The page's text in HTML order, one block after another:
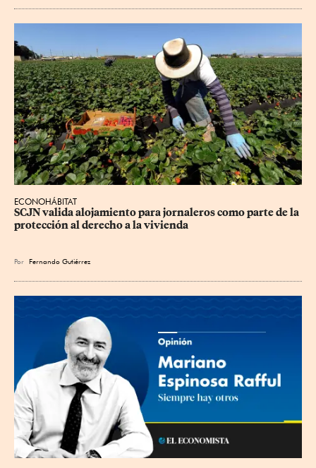
ECONOHÁBITAT
SCJN valida alojamiento para jornaleros como parte de la
protección al derecho a la vivienda
Por Fernando Gutiérrez